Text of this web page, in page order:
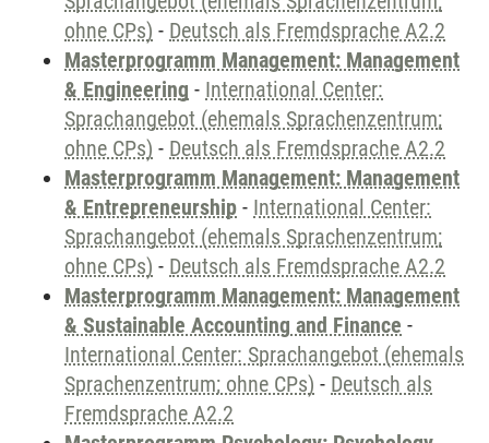
ohne CPs) - Deutsch als Fremdsprache A2.2
Masterprogramm Management: Management
& Engineering - International Center:
Sprachangebot (ehemals Sprachenzentrum;
ohne CPs) - Deutsch als Fremdsprache A2.2
Masterprogramm Management: Management
& Entrepreneurship - International Center:
Sprachangebot (ehemals Sprachenzentrum;
ohne CPs) - Deutsch als Fremdsprache A2.2
Masterprogramm Management: Management
& Sustainable Accounting and Finance -
International Center: Sprachangebot (ehemals
Sprachenzentrum; ohne CPs) - Deutsch als
Fremdsprache A2.2